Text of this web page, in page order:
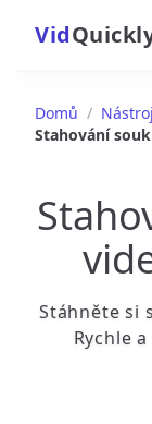
Vid
Domů /
Stahování
Stáhněte si
Rychle